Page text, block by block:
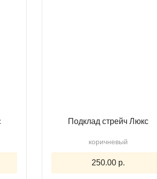
Подклад стрейч Люкс
коричневый
250.00 р.